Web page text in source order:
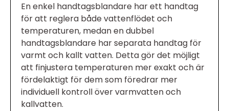
En enkel handtagsblandare har ett handtag
för att reglera både vattenflödet och
temperaturen, medan en dubbel
handtagsblandare har separata handtag för
varmt och kallt vatten. Detta gör det möjligt
att finjustera temperaturen mer exakt och är
fördelaktigt för dem som föredrar mer
individuell kontroll över varmvatten och
kallvatten.